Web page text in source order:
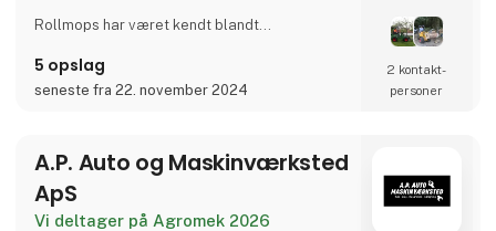
Rollmops har været kendt blandt
Denne lille, alsidige transportmaskine kan
bære forsyninger lige ved siden af ​​det sted,
hvor de er nødvendige. Uanset om du kører i
bliver e
5 opslag
seneste fra 22. november 2024
2 kontakt­
personer
A.P. Auto og Maskinværksted
ApS
Vi deltager på Agromek 2026